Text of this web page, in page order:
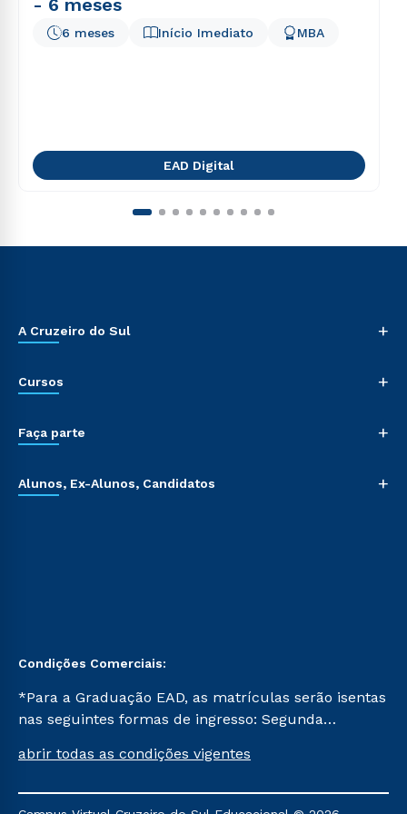
- 6 meses
Início Imediato
6 meses MBA
EAD Digital
A Cruzeiro do Sul +
Cursos +
Faça parte +
Alunos, Ex-Alunos, Candidatos +
Condições Comerciais:
*Para a Graduação EAD, as matrículas serão isentas
nas seguintes formas de ingresso: Segunda
Já para as demais, a taxa de matrícula será de R$
mencionadas são referentes aos cursos: Ensino
abrir todas as condições vigentes